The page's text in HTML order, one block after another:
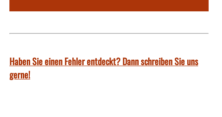
Haben Sie einen Fehler entdeckt? Dann schreiben Sie uns
gerne!